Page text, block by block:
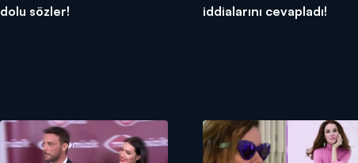
dolu sözler!
iddialarını cevapladı!